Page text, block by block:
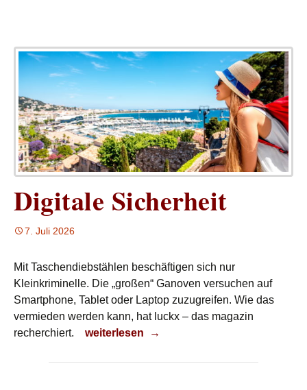
Digitale Sicherheit
7. Juli 2026
Mit Taschendiebstählen beschäftigen sich nur
Kleinkriminelle. Die „großen“ Ganoven versuchen auf
Smartphone, Tablet oder Laptop zuzugreifen. Wie das
vermieden werden kann, hat luckx – das magazin
recherchiert.
Digitale Sicherheit
weiterlesen →